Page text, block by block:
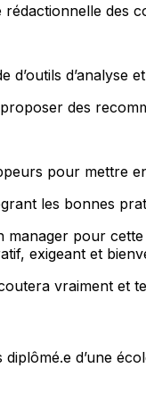
des
d’outils d’analyse
des
pour mettre
les bonnes
manager pour
exigeant et
vraiment et
d’une